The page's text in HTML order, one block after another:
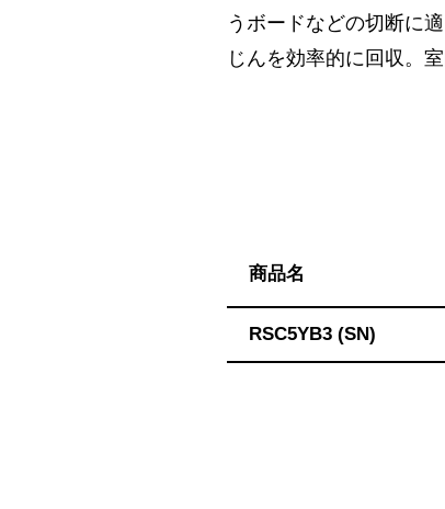
ハ】
送
込！
うボードなどの切断に
じんを効率的に回収。
商品名
RSC5YB3 (SN)